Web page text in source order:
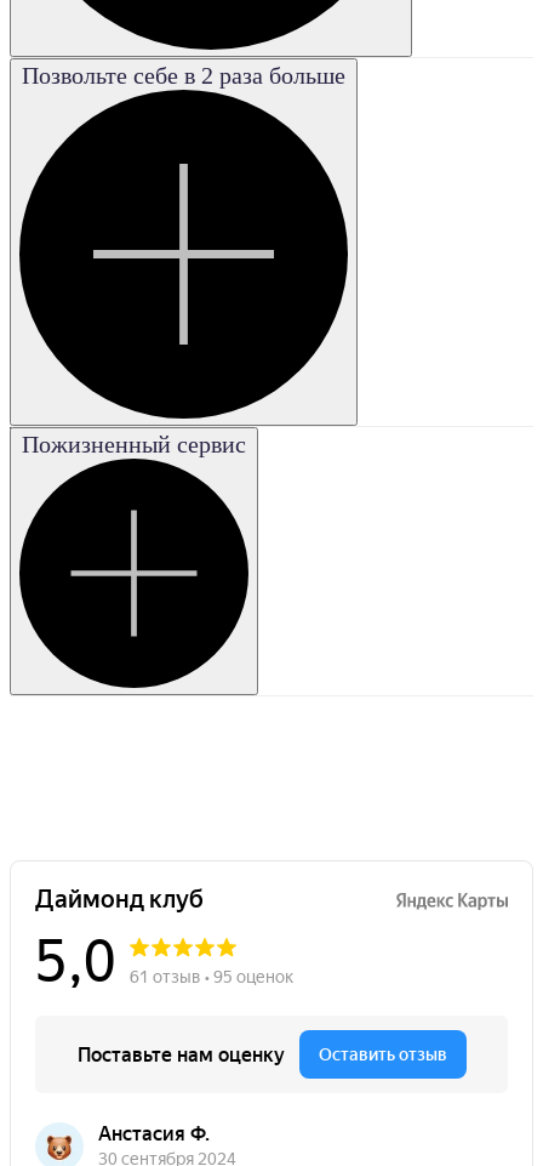
Poor
Плохая
Good
Хорошая
Excellent
Отличная
Fair
Удовле-
творительная
Very good
Позвольте себе в 2 раза больше
Пожизненный сервис